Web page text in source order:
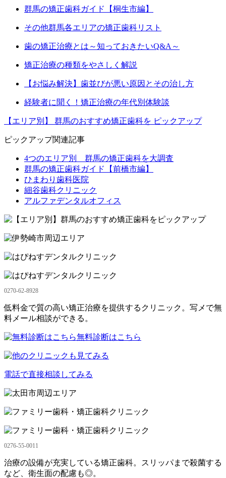
群馬の矯正歯科ガイド【桐生市編】
その他群馬各エリアの矯正歯科リスト
歯の矯正治療とは～知っておきたいQ&A～
矯正治療の種類をやさしく解説
【お悩み解決】歯並びが悪い原因とその治し方
経験者に聞く！矯正治療の年代別体験談
【エリア別】 群馬のおすすめ矯正歯科を ピックアップ
ピックアップ関連記事
4つのエリア別 群馬の矯正歯科を大調査
群馬の矯正歯科ガイド【前橋市編】
ひまわり歯科医院
細谷歯科クリニック
アルファデンタルオフィス
0270-62-8928
低料金で質の高い矯正治療を提供するクリニック。写メで無
料メール相談ができる。
無料診断はこちら
電話で直接相談してみる
0276-55-0011
治療の設備が充実している矯正歯科。スリッパまで殺菌する
など、衛生面の配慮も◎。